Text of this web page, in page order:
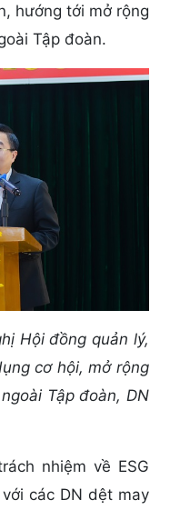
hướng tới mở rộng
Tập đoàn.
Hội đồng quản lý,
cơ hội, mở rộng
Tập đoàn, DN
nhiệm về ESG
các DN dệt may